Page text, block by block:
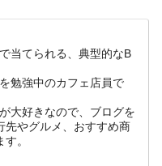
当てられる、典型的なB
勉強中のカフェ店員で
大好きなので、ブログを
先やグルメ、おすすめ商
。